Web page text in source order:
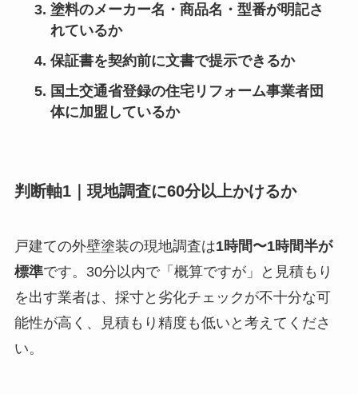
塗料のメーカー名・商品名・型番が明記さ
れているか
保証書を契約前に文書で提示できるか
国土交通省登録の住宅リフォーム事業者団
体に加盟しているか
判断軸1｜現地調査に60分以上かけるか
戸建ての外壁塗装の現地調査は1時間〜1時間半が
標準です。30分以内で「概算ですが」と見積もり
を出す業者は、採寸と劣化チェックが不十分な可
能性が高く、見積もり精度も低いと考えてくださ
い。